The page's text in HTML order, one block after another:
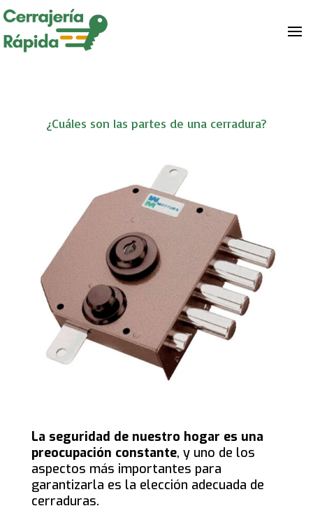
¿Cuáles son las partes de una cerradura?
La seguridad de nuestro hogar es una
preocupación constante, y uno de los
aspectos más importantes para
garantizarla es la elección adecuada de
cerraduras.